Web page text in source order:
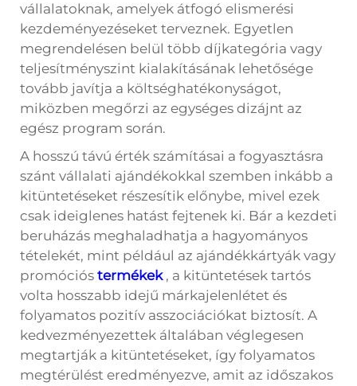
vállalatoknak, amelyek átfogó elismerési
kezdeményezéseket terveznek. Egyetlen
megrendelésen belül több díjkategória vagy
teljesítményszint kialakításának lehetősége
tovább javítja a költséghatékonyságot,
miközben megőrzi az egységes dizájnt az
egész program során.
A hosszú távú érték számításai a fogyasztásra
szánt vállalati ajándékokkal szemben inkább a
kitüntetéseket részesítik előnybe, mivel ezek
csak ideiglenes hatást fejtenek ki. Bár a kezdeti
beruházás meghaladhatja a hagyományos
tételekét, mint például az ajándékkártyák vagy
promóciós termékek , a kitüntetések tartós
volta hosszabb idejű márkajelenlétet és
folyamatos pozitív asszociációkat biztosít. A
kedvezményezettek általában véglegesen
megtartják a kitüntetéseket, így folyamatos
megtérülést eredményezve, amit az időszakos